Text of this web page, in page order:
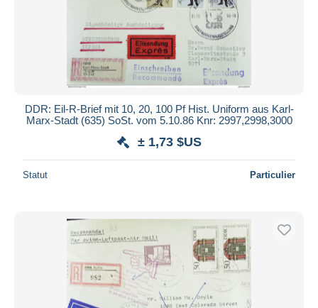
DDR: Eil-R-Brief mit 10, 20, 100 Pf Hist. Uniform aus Karl-
Marx-Stadt (635) SoSt. vom 5.10.86 Knr: 2997,2998,3000
± 1,73 $US
Statut Particulier